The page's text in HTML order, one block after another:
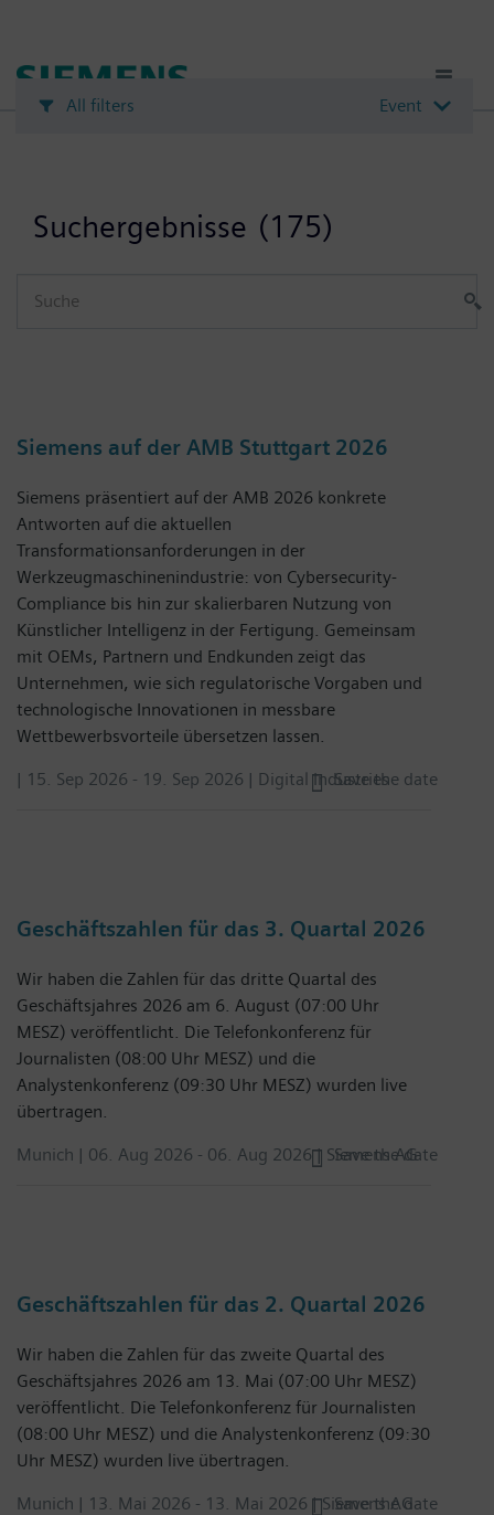
principal
Suchergebnisse (175)
All filters Event
Siemens auf der AMB Stuttgart 2026
Siemens präsentiert auf der AMB 2026 konkrete
Antworten auf die aktuellen
Transformationsanforderungen in der
Werkzeugmaschinenindustrie: von Cybersecurity-
Compliance bis hin zur skalierbaren Nutzung von
Künstlicher Intelligenz in der Fertigung. Gemeinsam
mit OEMs, Partnern und Endkunden zeigt das
Unternehmen, wie sich regulatorische Vorgaben und
technologische Innovationen in messbare
Wettbewerbsvorteile übersetzen lassen.
| 15. Sep 2026 - 19. Sep 2026 | Digital Industries
Save the date
Geschäftszahlen für das 3. Quartal 2026
Wir haben die Zahlen für das dritte Quartal des
Geschäftsjahres 2026 am 6. August (07:00 Uhr
MESZ) veröffentlicht. Die Telefonkonferenz für
Journalisten (08:00 Uhr MESZ) und die
Analystenkonferenz (09:30 Uhr MESZ) wurden live
übertragen.
Munich | 06. Aug 2026 - 06. Aug 2026| Siemens AG
Save the date
Geschäftszahlen für das 2. Quartal 2026
Wir haben die Zahlen für das zweite Quartal des
Geschäftsjahres 2026 am 13. Mai (07:00 Uhr MESZ)
veröffentlicht. Die Telefonkonferenz für Journalisten
(08:00 Uhr MESZ) und die Analystenkonferenz (09:30
Uhr MESZ) wurden live übertragen.
Munich | 13. Mai 2026 - 13. Mai 2026 | Siemens AG
Save the date